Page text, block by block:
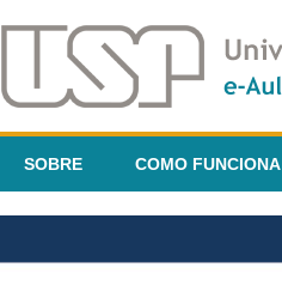
SOBRE COMO FUNCIONA